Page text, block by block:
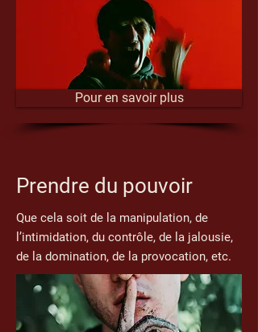
Pour en savoir plus
Prendre du pouvoir
Que cela soit de la manipulation, de
l’intimidation, du contrôle, de la jalousie,
de la domination, de la provocation, etc.